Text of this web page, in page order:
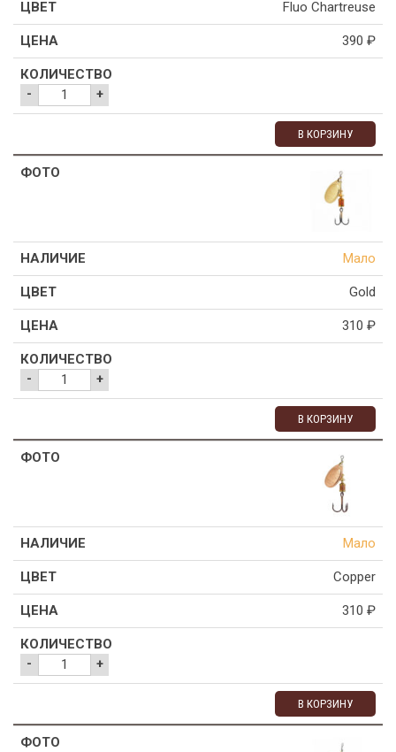
Fluo Chartreuse
390 ₽
- +
В КОРЗИНУ
Мало
Gold
310 ₽
- +
В КОРЗИНУ
Мало
Copper
310 ₽
- +
В КОРЗИНУ